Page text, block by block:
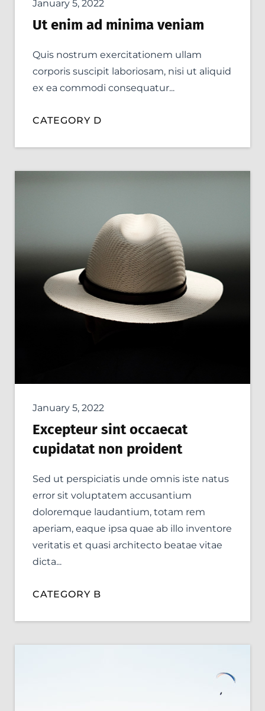
January 5, 2022
Ut enim ad minima veniam
Quis nostrum exercitationem ullam
corporis suscipit laboriosam, nisi ut aliquid
ex ea commodi consequatur...
CATEGORY D
January 5, 2022
Excepteur sint occaecat
cupidatat non proident
Sed ut perspiciatis unde omnis iste natus
error sit voluptatem accusantium
doloremque laudantium, totam rem
aperiam, eaque ipsa quae ab illo inventore
veritatis et quasi architecto beatae vitae
dicta...
CATEGORY B